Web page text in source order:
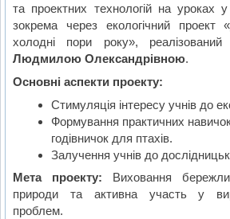
та проектних технологій на уроках
зокрема через екологічний проект
холодні пори року»,
Людмилою Олександрівною.
Основні аспекти проекту:
Стимуляція інтересу учнів до
Формування практичних
годівничок для птахів.
Залучення учнів до
Мета проекту: Виховання
природи та активна участь у
проблем.